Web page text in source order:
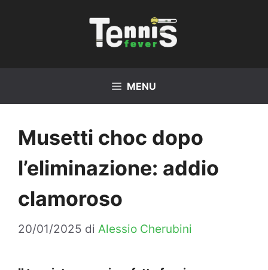
MENU
Musetti choc dopo
l’eliminazione: addio
clamoroso
20/01/2025 di Alessio Cherubini